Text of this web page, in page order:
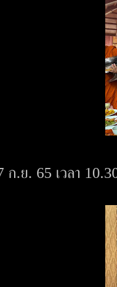
ก.ย. 65 เวลา